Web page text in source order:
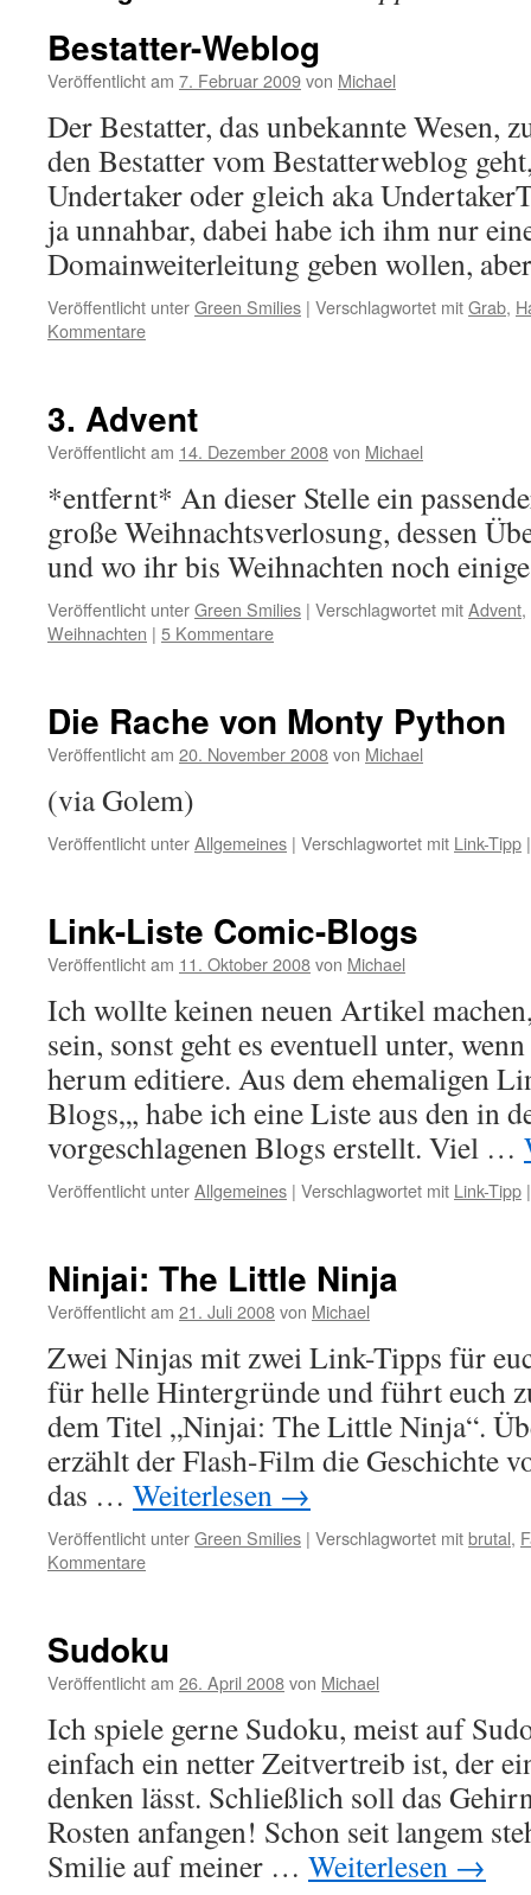
Bestatter-Weblog
Veröffentlicht am 7. Februar 2009von Michael
Der Bestatter, das unbekannte Wesen,
den Bestatter vom Bestatterweblog
Undertaker oder gleich aka
ja unnahbar, dabei habe ich ihm nur
Domainweiterleitung geben wollen,
Veröffentlicht unterGreen Smilies | Verschlagwortet mitGrab,
Kommentare
3. Advent
Veröffentlicht am 14. Dezember 2008von Michael
*entfernt* An dieser Stelle ein
große Weihnachtsverlosung, dessen
und wo ihr bis Weihnachten noch
Veröffentlicht unterGreen Smilies | Verschlagwortet mitAdvent,
Weihnachten | 5 Kommentare
Die Rache von Monty Python
Veröffentlicht am 20. November 2008von Michael
(via Golem)
Veröffentlicht unterAllgemeines | Verschlagwortet mit Link-Tipp |
Link-Liste Comic-Blogs
Veröffentlicht am 11. Oktober 2008von Michael
Ich wollte keinen neuen Artikel
sein, sonst geht es eventuell unter,
herum editiere. Aus dem ehemaligen
Blogs„, habe ich eine Liste aus den in
vorgeschlagenen Blogs erstellt. Viel …
Veröffentlicht unterAllgemeines | Verschlagwortet mit Link-Tipp |
Ninjai: The Little Ninja
Veröffentlicht am 21. Juli 2008von Michael
Zwei Ninjas mit zwei Link-Tipps für
für helle Hintergründe und führt euch
dem Titel „Ninjai: The Little Ninja“.
erzählt der Flash-Film die Geschichte
das … Weiterlesen →
Veröffentlicht unterGreen Smilies | Verschlagwortet mitbrutal,
Kommentare
Sudoku
Veröffentlicht am 26. April 2008von Michael
Ich spiele gerne Sudoku, meist auf
einfach ein netter Zeitvertreib ist, der
denken lässt. Schließlich soll das
Rosten anfangen! Schon seit langem
Smilie auf meiner … Weiterlesen →